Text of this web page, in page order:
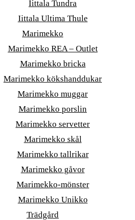
Iittala Tundra
Iittala Ultima Thule
Marimekko
Marimekko REA – Outlet
Marimekko bricka
Marimekko kökshanddukar
Marimekko muggar
Marimekko porslin
Marimekko servetter
Marimekko skål
Marimekko tallrikar
Marimekko gåvor
Marimekko-mönster
Marimekko Unikko
Trädgård